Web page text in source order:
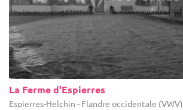
La Ferme d'Espierres
Espierres-Helchin - Flandre occidentale (VWV)